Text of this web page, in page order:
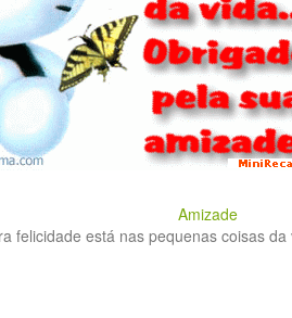
Amizade
felicidade está nas pequenas coisas